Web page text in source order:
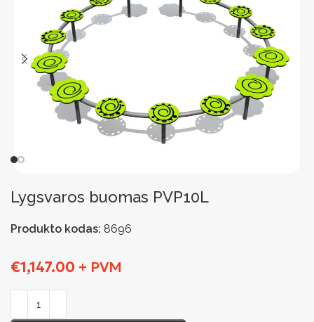
Lygsvaros buomas PVP10L
Produkto kodas: 8696
€1,147.00 + PVM